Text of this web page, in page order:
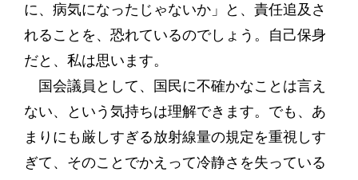
に、病気になったじゃないか」と、責任追及さ
れることを、恐れているのでしょう。自己保身
だと、私は思います。
国会議員として、国民に不確かなことは言え
ない、という気持ちは理解できます。でも、あ
まりにも厳しすぎる放射線量の規定を重視しす
ぎて、そのことでかえって冷静さを失っている